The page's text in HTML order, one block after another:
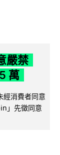
嚴禁
萬
經消費者同意
」先徵同意